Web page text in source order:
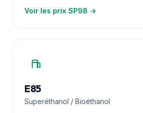
Voir les prix SP98 →
E85
Superéthanol / Bioéthanol